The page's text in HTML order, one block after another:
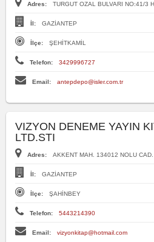
Adres: TURGUT OZAL BULVARI NO:41/3
İl: GAZİANTEP
İlçe: ŞEHİTKAMİL
Telefon: 3429996727
Email: antepdepo@isler.com.tr
VIZYON DENEME YAYIN
LTD.STI
Adres: AKKENT MAH. 134012 NOLU
İl: GAZİANTEP
İlçe: ŞAHİNBEY
Telefon: 5443214390
Email: vizyonkitap@hotmail.com